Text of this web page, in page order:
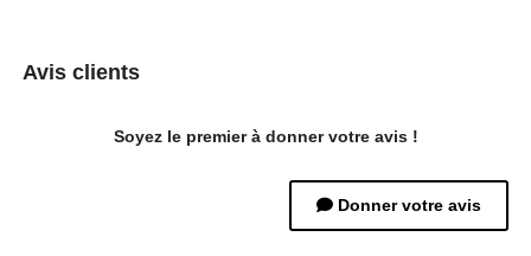
Avis clients
Soyez le premier à donner votre avis !
Donner votre avis